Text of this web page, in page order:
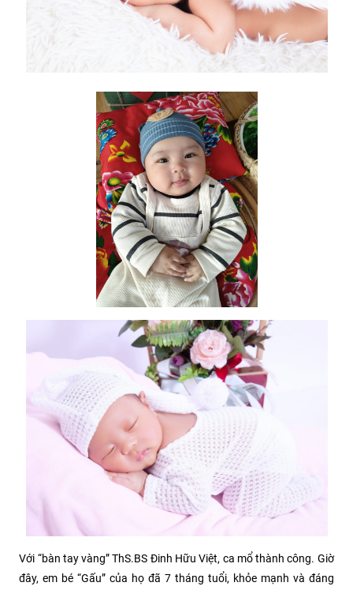
Với “bàn tay vàng” ThS.BS Đinh Hữu Việt, ca mổ thành công. Giờ
đây, em bé “Gấu” của họ đã 7 tháng tuổi, khỏe mạnh và đáng